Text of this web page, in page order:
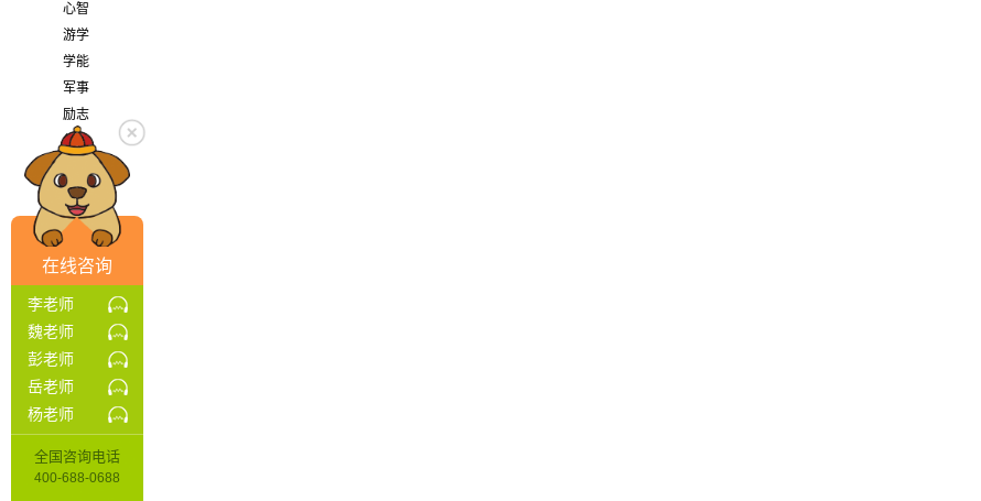
心智
游学
学能
军事
励志
领袖
口语
文化
艺术
生存
拓展
草原
减肥
英语
篮球
体育
口才
在线咨询
李老师
魏老师
彭老师
岳老师
杨老师
全国咨询电话
400-688-0688